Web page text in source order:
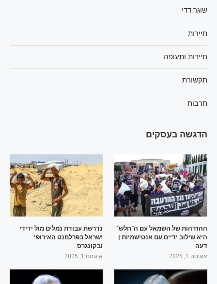
שוגר דדי
תיירות
תיירות ותעופה
תקשורת
תרבות
הדגשה בעסקים
ההזדהות של השמאל עם ה"חלש"
היא שילוב ידיים עם אנטישמיות |
דעה
אוגוסט 1, 2025
נדרשת עבודת נמלים מול ידידי
ישראל בפרלמנט האירופי
ובקונגרס
אוגוסט 1, 2025